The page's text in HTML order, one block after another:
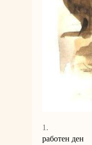
1.
работен ден